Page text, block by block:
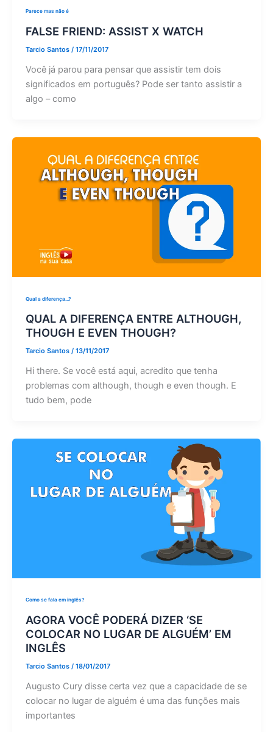
Parece mas não é
FALSE FRIEND: ASSIST X WATCH
Tarcio Santos / 17/11/2017
Você já parou para pensar que assistir tem dois
significados em português? Pode ser tanto assistir a
algo – como
Qual a diferença...?
QUAL A DIFERENÇA ENTRE ALTHOUGH,
THOUGH E EVEN THOUGH?
Tarcio Santos / 13/11/2017
Hi there. Se você está aqui, acredito que tenha
problemas com although, though e even though. E
tudo bem, pode
Como se fala em inglês?
AGORA VOCÊ PODERÁ DIZER ‘SE
COLOCAR NO LUGAR DE ALGUÉM’ EM
INGLÊS
Tarcio Santos / 18/01/2017
Augusto Cury disse certa vez que a capacidade de se
colocar no lugar de alguém é uma das funções mais
importantes